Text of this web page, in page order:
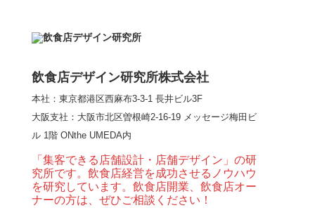
【熊の鳥焼き】囲炉裏
とライブ感を両立した
和モダン串揚げ店。
「…
【Queux Norme（クゥ
ノルム）】女子会にお
薦めな&…
飲食店デザイン研究所株式会社
本社：東京都港区西麻布3-3-1 長井ビル3F
大阪支社 ：大阪市北区曽根崎2-16-19 メッセージ梅田ビ
ル 1階 ONthe UMEDA内
「集客できる店舗設計・店舗デザイン」の研
究所です。飲食店経営を成功させるノウハウ
を研究しています。飲食店開業、飲食店オー
ナーの方は、ぜひご相談ください！